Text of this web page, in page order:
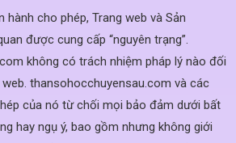
hành cho phép, Trang web và Sản
được cung cấp “nguyên trạng”.
không có trách nhiệm pháp lý nào đối
thansohocchuyensau.com và các
của nó từ chối mọi bảo đảm dưới bất
hay ngụ ý, bao gồm nhưng không giới